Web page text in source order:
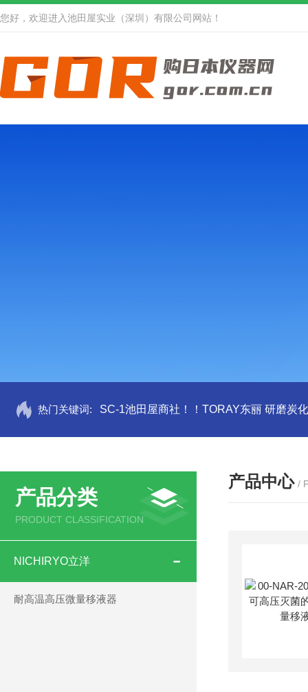
您好，欢迎进入池田屋实业（深圳）有限公司网站！
热门关键词: SC-1池田屋商社！！TORAY东丽 研磨炭
产品分类
PRODUCT CLASSIFICATION
NICHIRYO立洋
耐高温高压微量移液器
产品中心 /